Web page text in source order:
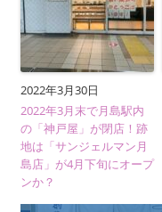
2022年3月30日
2022年3月末で月島駅内
の「神戸屋」が閉店！跡
地は「サンジェルマン月
島店」が4月下旬にオープ
ンか？